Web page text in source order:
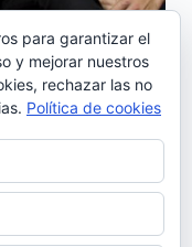
«A Bunch
o lo que
grande en
menos
…
para garantizar el
y mejorar nuestros
rechazar las no
Política de cookies